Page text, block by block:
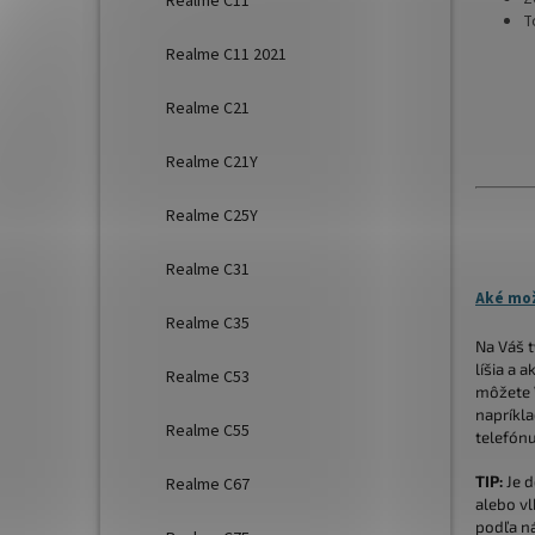
Realme C11 2021
Realme C21
Realme C21Y
Realme C25Y
Realme C31
Realme C35
Realme C53
Realme C55
Realme C67
Aké
Na Váš
líšia a
môžete
TIP: Je
alebo
podľa